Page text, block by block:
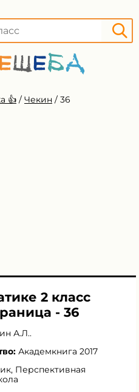
👍 / Чекин / 36
2 класс
- 36
А.Л..
Академкнига 2017
Перспективная